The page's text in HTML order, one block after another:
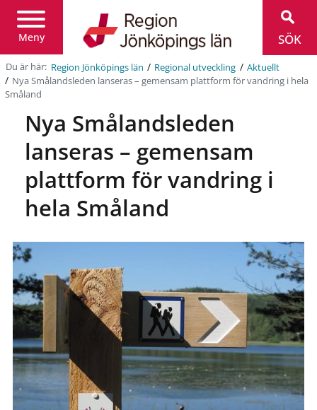
Meny
Jönköpings
län
SÖK
Du är här: Region Jönköpings län / Regional utveckling / Aktuellt
/ Nya Smålandsleden lanseras – gemensam plattform för vandring i hela
Småland
Nya Smålandsleden
lanseras – gemensam
plattform för vandring i
hela Småland